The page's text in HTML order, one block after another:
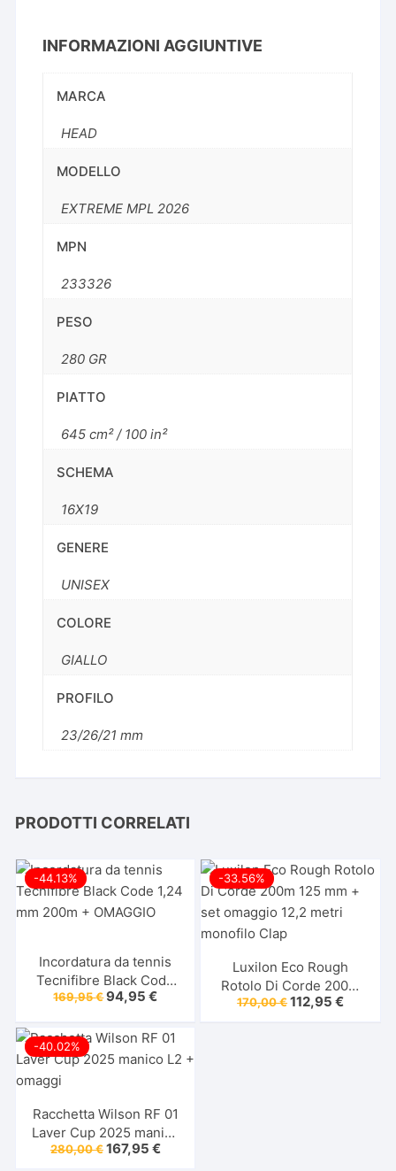
INFORMAZIONI AGGIUNTIVE
MARCA
HEAD
MODELLO
EXTREME MPL 2026
MPN
233326
PESO
280 GR
PIATTO
645 cm² / 100 in²
SCHEMA
16X19
GENERE
UNISEX
COLORE
GIALLO
PROFILO
23/26/21 mm
PRODOTTI CORRELATI
-44.13%
Incordatura da tennis
Tecnifibre Black Code
1,24 mm 200m +
169,95€Il
prezzo
era:
169,95 €.
94,95€Il
è:
94,95 €.
-33.56%
Luxilon Eco Rough
Rotolo Di Corde 200m
125 mm + set omaggio
170,00€Il
prezzo
112,95€Il
-40.02%
Racchetta Wilson RF 01
Laver Cup 2025 manico
L2 + omaggi
280,00€Il
prezzo
167,95 €Il